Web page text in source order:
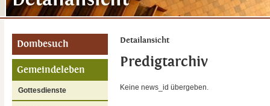
Dombesuch
Gemeindeleben
Gottesdienste
Detailansicht
Predigtarchiv
Keine news_id übergeben.